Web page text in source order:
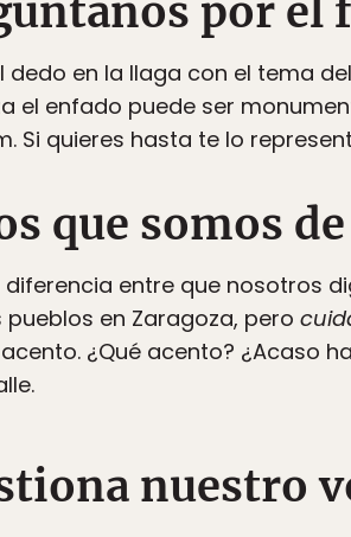
por el
dedo en la llaga con el tema
el enfado puede ser
Si quieres hasta te lo
que somos
diferencia entre que nosotros
pueblos en Zaragoza, pero
¿Qué acento? ¿Acaso
nuestro